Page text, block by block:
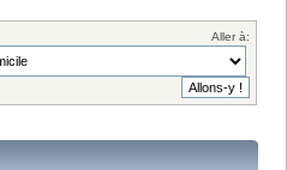
Aller à: